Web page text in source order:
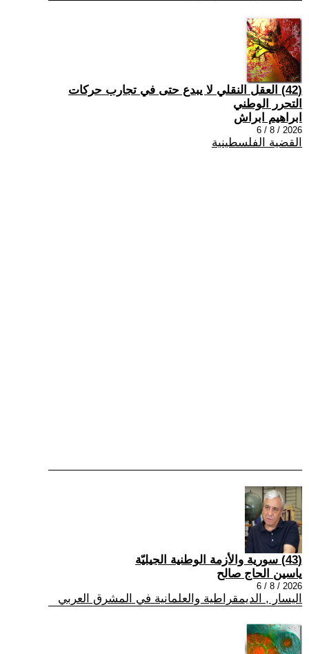
(42) العقل النقلي لا يبدع حتى في تجارب حركات
التحرر الوطني
ابراهيم ابراش
2026 / 8 / 6
القضية الفلسطينية
(43) سورية والأزمة الوطنية الجيليّة
ياسين الحاج صالح
2026 / 8 / 6
اليسار , الديمقراطية والعلمانية في المشرق العربي